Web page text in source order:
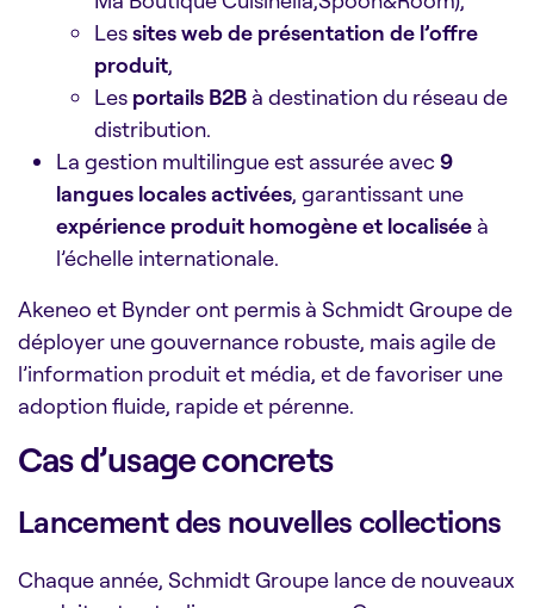
Lessites web de présentation de l’offre
produit,
Les portails B2B à destination du réseau de
distribution.
La gestion multilingue est assurée avec 9
langues locales activées, garantissant une
expérience produit homogène et localisée à
l’échelle internationale.
Akeneo et Bynder ont permis à Schmidt Groupe de
déployer une gouvernance robuste, mais agile de
l’information produit et média, et de favoriser une
adoption fluide, rapide et pérenne.
Cas d’usage concrets
Lancement des nouvelles collections
Chaque année, Schmidt Groupe lance de nouveaux